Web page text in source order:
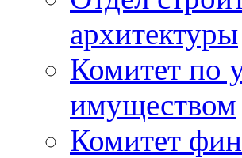
архитектуры
Комитет по
имуществом
Комитет